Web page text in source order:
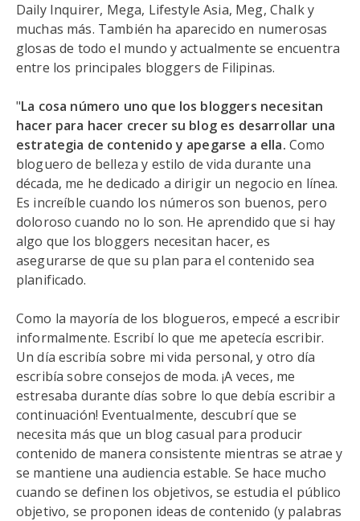
Daily Inquirer, Mega, Lifestyle Asia, Meg, Chalk y
muchas más. También ha aparecido en numerosas
glosas de todo el mundo y actualmente se encuentra
entre los principales bloggers de Filipinas.
"La cosa número uno que los bloggers necesitan
hacer para hacer crecer su blog es desarrollar una
estrategia de contenido y apegarse a ella. Como
bloguero de belleza y estilo de vida durante una
década, me he dedicado a dirigir un negocio en línea.
Es increíble cuando los números son buenos, pero
doloroso cuando no lo son. He aprendido que si hay
algo que los bloggers necesitan hacer, es
asegurarse de que su plan para el contenido sea
planificado.
Como la mayoría de los blogueros, empecé a escribir
informalmente. Escribí lo que me apetecía escribir.
Un día escribía sobre mi vida personal, y otro día
escribía sobre consejos de moda. ¡A veces, me
estresaba durante días sobre lo que debía escribir a
continuación! Eventualmente, descubrí que se
necesita más que un blog casual para producir
contenido de manera consistente mientras se atrae y
se mantiene una audiencia estable. Se hace mucho
cuando se definen los objetivos, se estudia el público
objetivo, se proponen ideas de contenido (y palabras